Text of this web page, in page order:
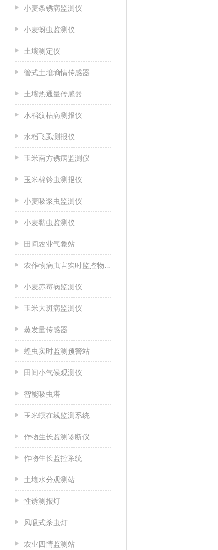
小麦条锈病监测仪
小麦蚜虫监测仪
土壤测定仪
管式土壤墒情传感器
土壤热通量传感器
水稻纹枯病测报仪
水稻飞虱测报仪
玉米南方锈病监测仪
玉米棉铃虫测报仪
小麦吸浆虫监测仪
小麦黏虫监测仪
田间农业气象站
农作物病虫害实时监控物联网设备
小麦赤霉病监测仪
玉米大斑病监测仪
蒸发量传感器
蝗虫实时监测预警站
田间小气候观测仪
智能吸虫塔
玉米螟在线监测系统
作物生长监测诊断仪
作物生长监控系统
土壤水分观测站
性诱测报灯
风吸式杀虫灯
农业四情监测站